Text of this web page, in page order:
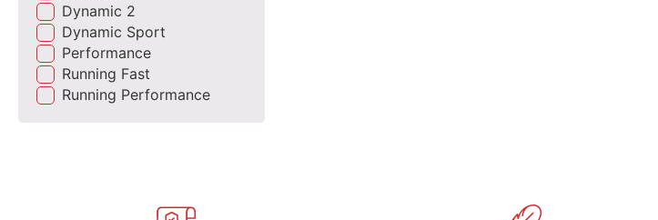
Dynamic 2
Dynamic Sport
Performance
Running Fast
Running Performance